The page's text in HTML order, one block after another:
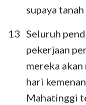
supaya
13 Seluruh
pekerjaan
mereka
hari
Mahatinggi